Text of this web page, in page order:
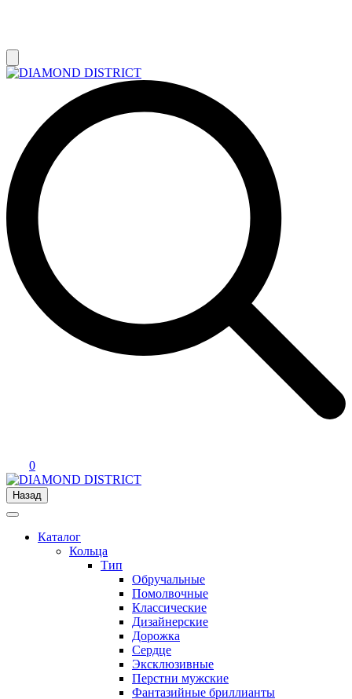
0
Назад
Каталог
Кольца
Тип
Обручальные
Помолвочные
Классические
Дизайнерские
Дорожка
Сердце
Эксклюзивные
Перстни мужские
Фантазийные бриллианты